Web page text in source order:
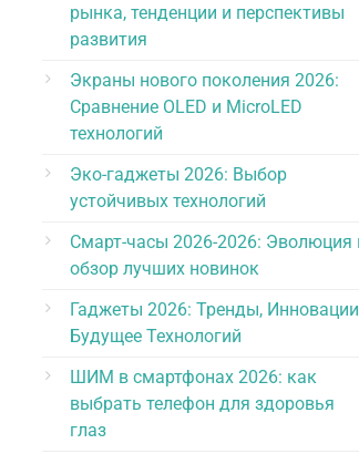
рынка, тенденции и перспективы
развития
Экраны нового поколения 2026:
Сравнение OLED и MicroLED
технологий
Эко-гаджеты 2026: Выбор
устойчивых технологий
Смарт-часы 2026-2026: Эволюция
обзор лучших новинок
Гаджеты 2026: Тренды,
Будущее Технологий
ШИМ в смартфонах 2026: как
выбрать телефон для здоровья
глаз